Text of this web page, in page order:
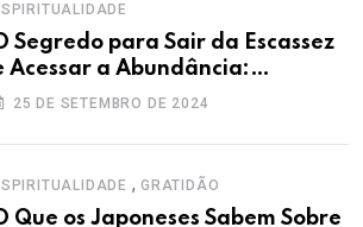
Segredo para Sair da Escassez
Acessar a Abundância:
pela Prosperidade
25 DE SETEMBRO DE 2024
, GRATIDÃO
Que os Japoneses Sabem Sobre